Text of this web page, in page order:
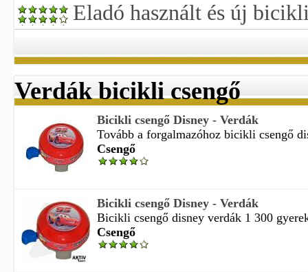
Eladó használt és új
Verdák bicikli csengő
Bicikli csengő Disney - Verdák
Tovább a forgalmazóhoz bicikli csengő
Csengő
Bicikli csengő Disney - Verdák
Bicikli csengő disney verdák 1 300
Csengő